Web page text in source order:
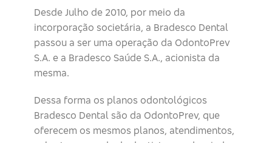
Desde Julho de 2010, por meio da
incorporação societária, a Bradesco Dental
passou a ser uma operação da OdontoPrev
S.A. e a Bradesco Saúde S.A., acionista da
mesma.
Dessa forma os planos odontológicos
Bradesco Dental são da OdontoPrev, que
oferecem os mesmos planos, atendimentos,